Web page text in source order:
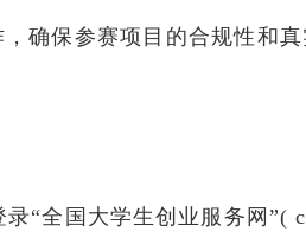
，确保参赛项目的合规性和
“全国大学生创业服务网”(